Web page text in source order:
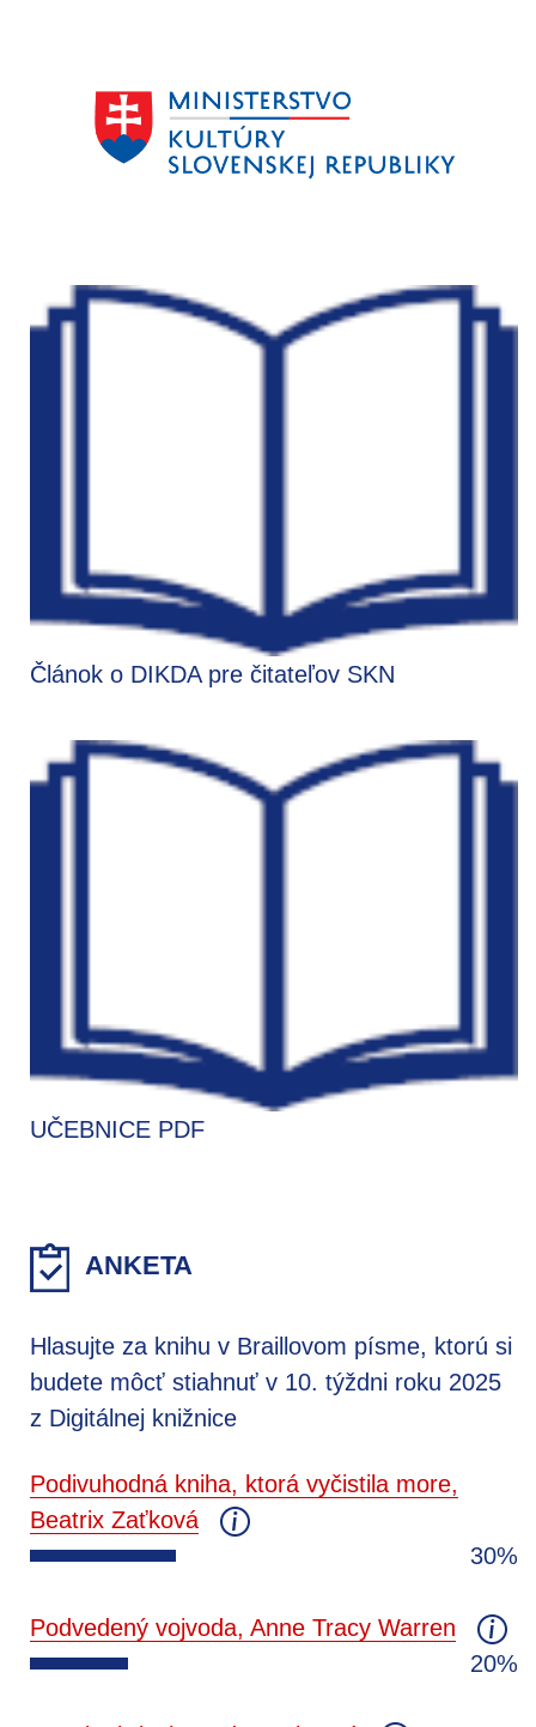
Článok o DIKDA pre čitateľov SKN
UČEBNICE PDF
ANKETA
Hlasujte za knihu v Braillovom písme, ktorú si
budete môcť stiahnuť v 10. týždni roku 2025
z Digitálnej knižnice
Podivuhodná kniha, ktorá vyčistila more,
Beatrix Zaťková
30%
Podvedený vojvoda, Anne Tracy Warren
20%